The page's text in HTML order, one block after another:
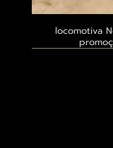
locomotiva